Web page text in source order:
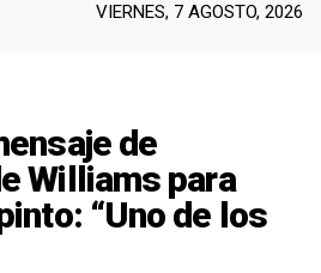
VIERNES, 7 AGOSTO, 2026
de
Williams para
“Uno de los